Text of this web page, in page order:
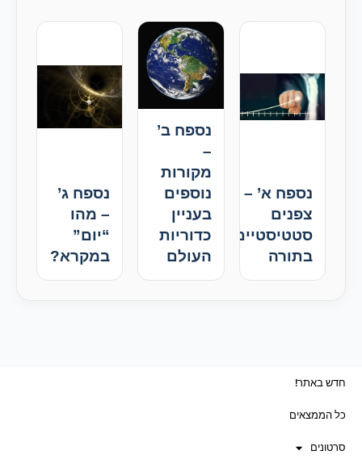
נספח א’ –
צפנים
סטטיסטיים
בתורה
נספח ב’
–
מקורות
נוספים
בעניין
כדוריות
העולם
נספח ג’
– מהו
“יום”
במקרא?
חדש באתר!
כל הממצאים
סרטונים